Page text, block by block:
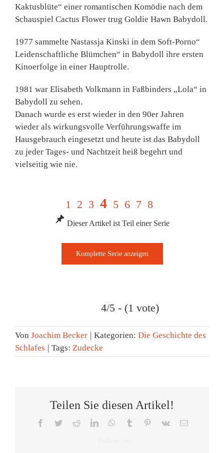
Kaktusblüte“ einer romantischen Komödie nach dem
Schauspiel Cactus Flower trug Goldie Hawn Babydoll.
1977 sammelte Nastassja Kinski in dem Soft-Porno“
Leidenschaftliche Blümchen“ in Babydoll ihre ersten
Kinoerfolge in einer Hauptrolle.
1981 war Elisabeth Volkmann in Faßbinders „Lola“ in
Babydoll zu sehen.
Danach wurde es erst wieder in den 90er Jahren
wieder als wirkungsvolle Verführungswaffe im
Hausgebrauch eingesetzt und heute ist das Babydoll
zu jeder Tages- und Nachtzeit heiß begehrt und
vielseitig wie nie.
1 2 3 4 5 6 7 8
Dieser Artikel ist Teil einer Serie
4/5 - (1 vote)
Von Joachim Becker Kategorien: Die Geschichte des
Schlafes
Tags: Zudecke
Teilen Sie diesen Artikel!
Facebook
TwitterRedditLinkedInWhatsApp
Tumblr Pinterest
Vk
E-